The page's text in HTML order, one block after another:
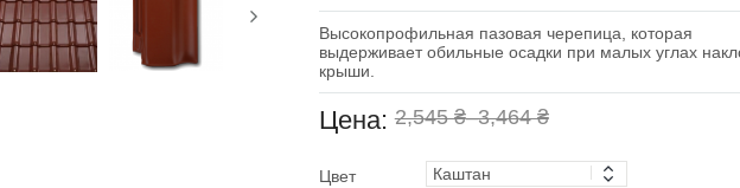
Высокопрофильная пазовая черепица, которая
выдерживает обильные осадки при малых углах
крыши.
Цена:2,545 ₴–3,464 ₴
Цвет